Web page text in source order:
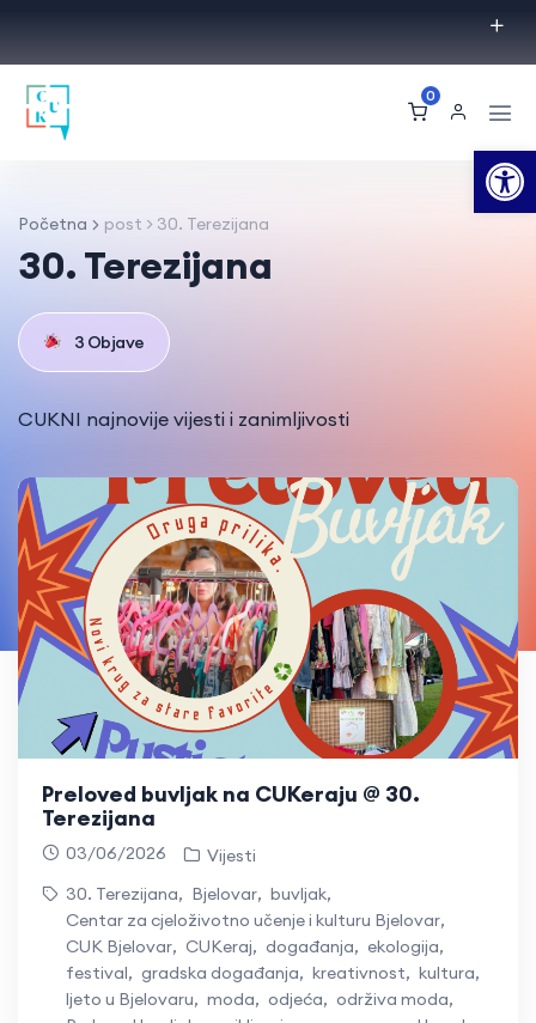
0
Početna post > 30. Terezijana
30. Terezijana
3 Objave
CUKNI najnovije vijesti i zanimljivosti
Preloved buvljak na CUKeraju @ 30.
Terezijana
03/06/2026
Vijesti
30. Terezijana, Bjelovar, buvljak,
Centar za cjeloživotno učenje i kulturu Bjelovar,
CUK Bjelovar, CUKeraj, događanja, ekologija,
festival, gradska događanja, kreativnost, kultura,
ljeto u Bjelovaru, moda, odjeća, održiva moda,